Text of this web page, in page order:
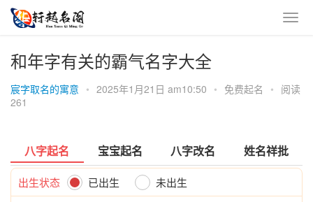
和年字有关的霸气名字大全
宸字取名的寓意 • 2025年1月21日 am10:50 • 免费起名 • 阅读
261
八字起名 宝宝起名 八字改名 姓名祥批
出生状态 已出生
未出生